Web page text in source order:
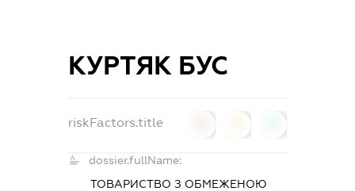
КУРТЯК БУС
riskFactors.title
dossier.fullName:
ТОВАРИСТВО З ОБМЕЖЕНОЮ